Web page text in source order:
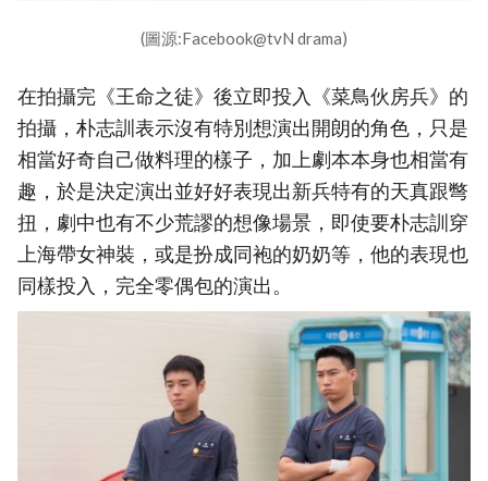
(圖源:Facebook@tvN drama)
在拍攝完《王命之徒》後立即投入《菜鳥伙房兵》的
拍攝，朴志訓表示沒有特別想演出開朗的角色，只是
相當好奇自己做料理的樣子，加上劇本本身也相當有
趣，於是決定演出並好好表現出新兵特有的天真跟彆
扭，劇中也有不少荒謬的想像場景，即使要朴志訓穿
上海帶女神裝，或是扮成同袍的奶奶等，他的表現也
同樣投入，完全零偶包的演出。